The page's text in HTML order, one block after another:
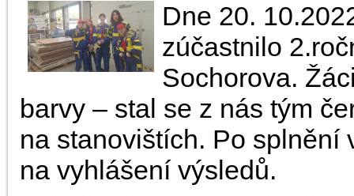
Dne 20.
zúčastnilo
Sochorova.
barvy – stal se z nás tým
na stanovištích. Po splnění
na vyhlášení výsledů.